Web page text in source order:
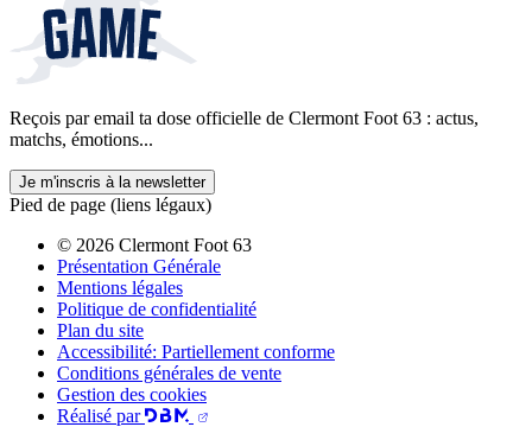
Reçois par email ta dose officielle de Clermont Foot 63 : actus,
matchs, émotions...
Je m'inscris à la newsletter
Pied de page (liens légaux)
© 2026 Clermont Foot 63
Présentation Générale
Mentions légales
Politique de confidentialité
Plan du site
Accessibilité: Partiellement conforme
Conditions générales de vente
Gestion des cookies
Réalisé par